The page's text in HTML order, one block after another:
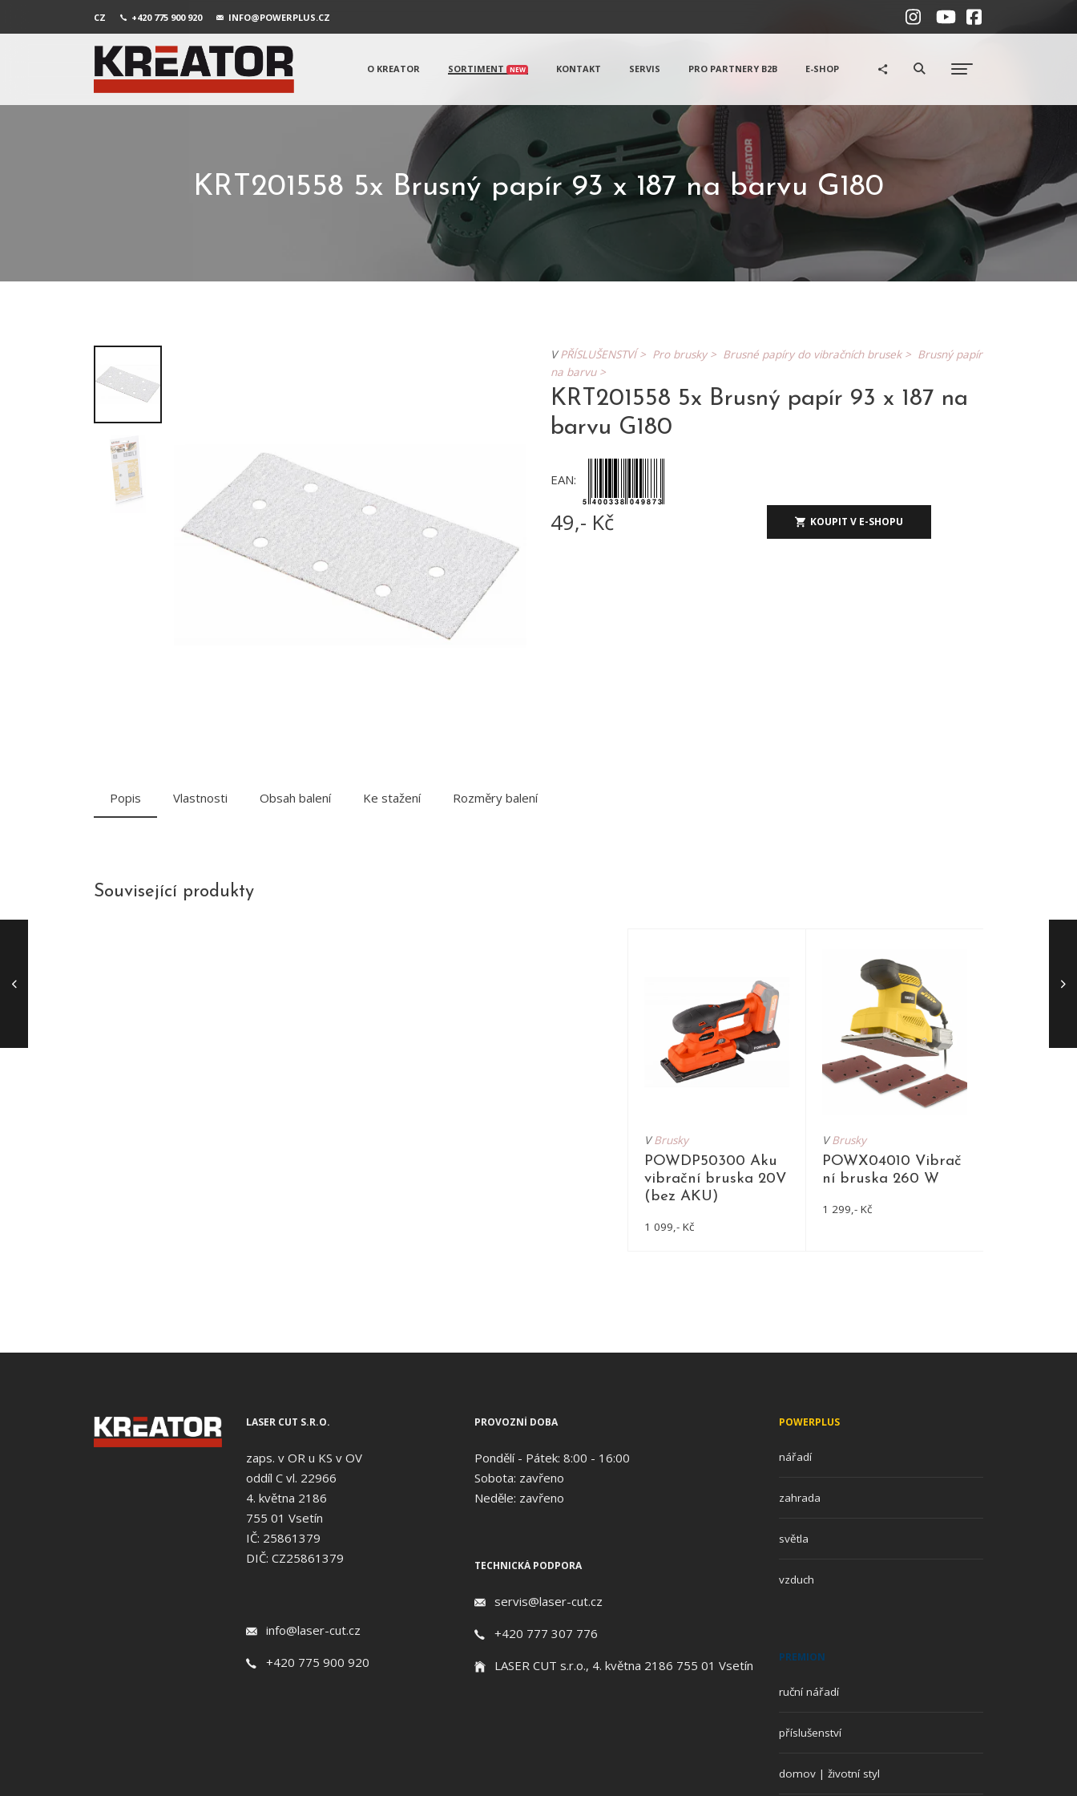
CZ +420 775 900 920 INFO@POWERPLUS.CZ
O KREATOR SORTIMENT NEW KONTAKT SERVIS PRO PARTNERY B2B E-SHOP
KRT201558 5x Brusný papír 93 x 187 na barvu G180
VPŘÍSLUŠENSTVÍ > Pro brusky > Brusné papíry do vibračních brusek > Brusný papír
na barvu >
KRT201558 5x Brusný papír 93 x 187 na
barvu G180
EAN:
49,- Kč KOUPIT V E-SHOPU
Popis Vlastnosti Obsah balení Ke stažení Rozměry balení
Související produkty
VBrusky
POWDP50300 Aku
vibrační bruska 20V
(bez AKU)
1 099,- Kč
VBrusky
POWX04010 Vibrač
ní bruska 260 W
1 299,- Kč
LASER CUT S.R.O.
zaps. v OR u KS v OV
oddíl C vl. 22966
4. května 2186
755 01 Vsetín
IČ: 25861379
DIČ: CZ25861379
info@laser-cut.cz
+420 775 900 920
PROVOZNÍ DOBA
Pondělí - Pátek: 8:00 - 16:00
Sobota: zavřeno
Neděle: zavřeno
TECHNICKÁ PODPORA
servis@laser-cut.cz
+420 777 307 776
LASER CUT s.r.o., 4. května 2186 755 01 Vsetín
POWERPLUS
nářadí
zahrada
světla
vzduch
PREMION
ruční nářadí
příslušenství
domov | životní styl